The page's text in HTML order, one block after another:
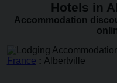
Hotels in
Accommodation
France : Albertville